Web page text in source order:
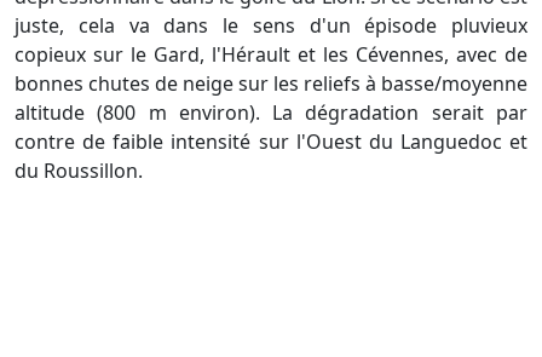
juste, cela va dans le sens d'un épisode pluvieux
copieux sur le Gard, l'Hérault et les Cévennes, avec de
bonnes chutes de neige sur les reliefs à basse/moyenne
altitude (800 m environ). La dégradation serait par
contre de faible intensité sur l'Ouest du Languedoc et
du Roussillon.